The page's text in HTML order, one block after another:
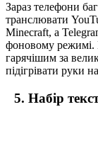
Зараз телефони
транслювати
Minecraft, а
фоновому режимі.
гарячішим за
підігрівати руки
5. Набір